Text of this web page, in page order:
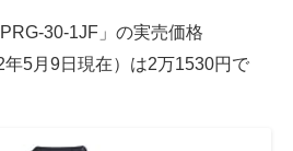
30-1JF」の実売価格
年5月9日現在）は2万1530円で